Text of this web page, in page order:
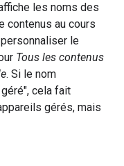
les noms des
contenus au cours
le
Tous les contenus
. Si le nom
cela fait
gérés, mais